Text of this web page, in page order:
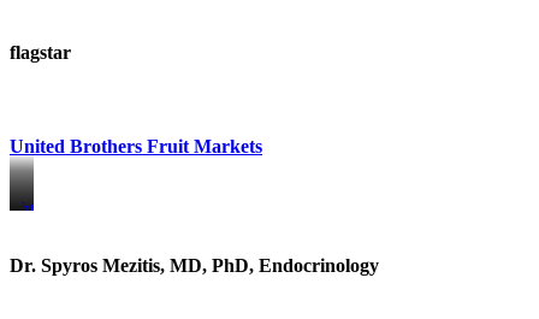
flagstar
United Brothers Fruit Markets
https://www.unitedbrothersfruitmarkets.com/
https://www.unitedbrothersfruitmarkets.com/
Dr. Spyros Mezitis, MD, PhD, Endocrinology